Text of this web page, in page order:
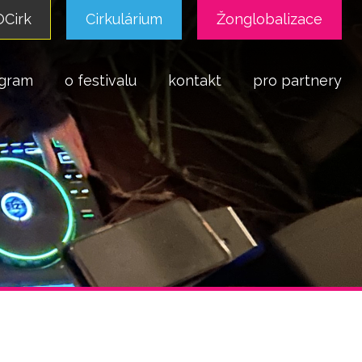
Cirkulárium Žonglobalizace
o festivalu kontakt pro partnery